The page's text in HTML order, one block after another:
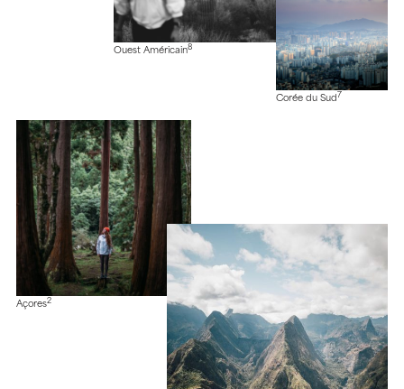
Ouest Américain8
Corée du Sud 7
Açores2